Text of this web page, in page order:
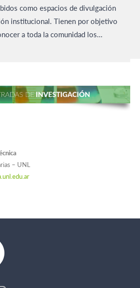
como espacios de divulgación
institucional. Tienen por objetivo
a toda la comunidad los…
– UNL